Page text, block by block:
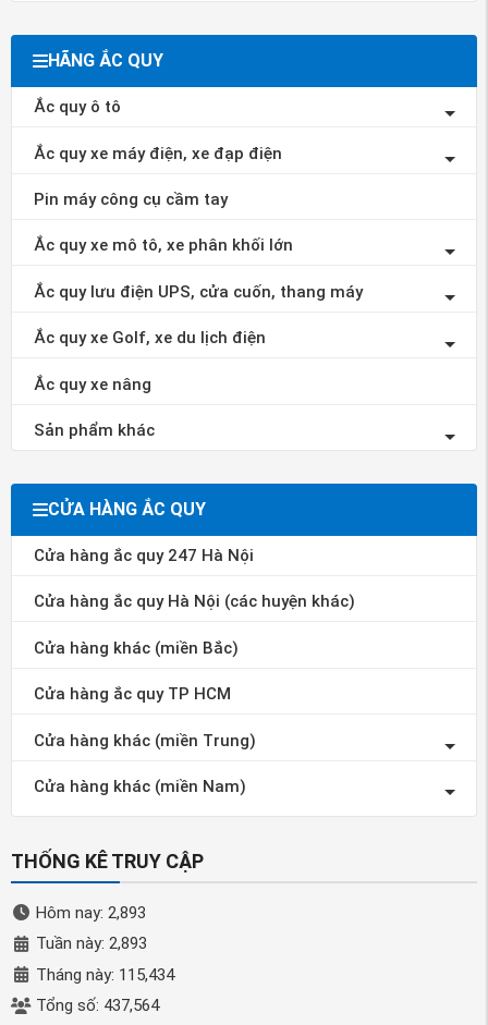
HÃNG ẮC QUY
Ắc quy ô tô
Ắc quy xe máy điện, xe đạp điện
Pin máy công cụ cầm tay
Ắc quy xe mô tô, xe phân khối lớn
Ắc quy lưu điện UPS, cửa cuốn, thang máy
Ắc quy xe Golf, xe du lịch điện
Ắc quy xe nâng
Sản phẩm khác
CỬA HÀNG ẮC QUY
Cửa hàng ắc quy 247 Hà Nội
Cửa hàng ắc quy Hà Nội (các huyện khác)
Cửa hàng khác (miền Bắc)
Cửa hàng ắc quy TP HCM
Cửa hàng khác (miền Trung)
Cửa hàng khác (miền Nam)
THỐNG KÊ TRUY CẬP
Hôm nay: 2,893
Tuần này: 2,893
Tháng này: 115,434
Tổng số: 437,564